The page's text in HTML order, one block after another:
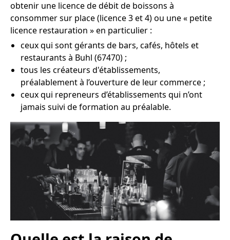
obtenir une licence de débit de boissons à
consommer sur place (licence 3 et 4) ou une « petite
licence restauration » en particulier :
ceux qui sont gérants de bars, cafés, hôtels et
restaurants à Buhl (67470) ;
tous les créateurs d'établissements,
préalablement à l’ouverture de leur commerce ;
ceux qui repreneurs d’établissements qui n’ont
jamais suivi de formation au préalable.